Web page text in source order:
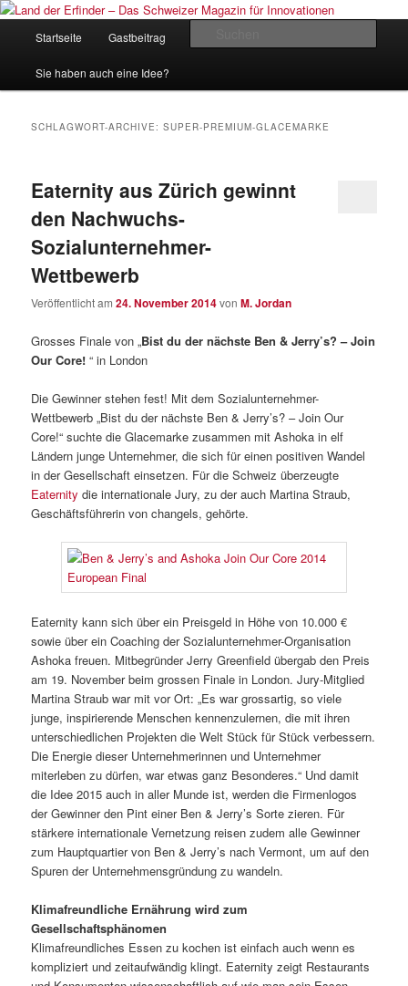
Zum
wechseln
Zum
wechselnLand der Erfinder – Das Schweizer
Startseite Gastbeitrag
Sie haben auch eine Idee?
SCHLAGWORT-ARCHIVE:SUPER-PREMIUM-GLACEMARKE
Eaternity aus Zürich gewinnt
den Nachwuchs-
Sozialunternehmer-
Wettbewerb
Veröffentlicht am24. November 2014vonM. Jordan
Grosses Finale von „Bist du der nächste Ben & Jerry’s? – Join
Our Core! “ in London
Die Gewinner stehen fest! Mit dem Sozialunternehmer-
Wettbewerb „Bist du der nächste Ben & Jerry’s? – Join Our
Core!“ suchte die Glacemarke zusammen mit Ashoka in elf
Ländern junge Unternehmer, die sich für einen positiven Wandel
in der Gesellschaft einsetzen. Für die Schweiz überzeugte
Eaternity die internationale Jury, zu der auch Martina Straub,
Geschäftsführerin von changels, gehörte.
Eaternity kann sich über ein Preisgeld in Höhe von 10.000 €
sowie über ein Coaching der Sozialunternehmer-Organisation
Ashoka freuen. Mitbegründer Jerry Greenfield übergab den Preis
am 19. November beim grossen Finale in London. Jury-Mitglied
Martina Straub war mit vor Ort: „Es war grossartig, so viele
junge, inspirierende Menschen kennenzulernen, die mit ihren
unterschiedlichen Projekten die Welt Stück für Stück verbessern.
Die Energie dieser Unternehmerinnen und Unternehmer
miterleben zu dürfen, war etwas ganz Besonderes.“ Und damit
die Idee 2015 auch in aller Munde ist, werden die Firmenlogos
der Gewinner den Pint einer Ben & Jerry’s Sorte zieren. Für
stärkere internationale Vernetzung reisen zudem alle Gewinner
zum Hauptquartier von Ben & Jerry’s nach Vermont, um auf den
Spuren der Unternehmensgründung zu wandeln.
Klimafreundliche Ernährung wird zum
Gesellschaftsphänomen
Klimafreundliches Essen zu kochen ist einfach auch wenn es
kompliziert und zeitaufwändig klingt. Eaternity zeigt Restaurants